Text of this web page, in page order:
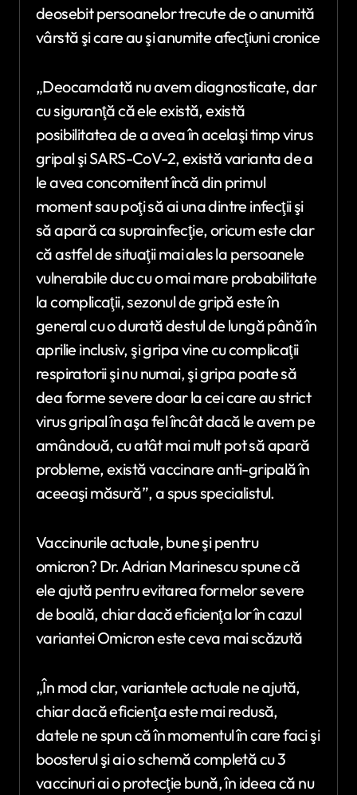
deosebit persoanelor trecute de o anumită
vârstă şi care au şi anumite afecţiuni cronice
„Deocamdată nu avem diagnosticate, dar
cu siguranţă că ele există, există
posibilitatea de a avea în acelaşi timp virus
gripal şi SARS-CoV-2, există varianta de a
le avea concomitent încă din primul
moment sau poţi să ai una dintre infecţii şi
să apară ca suprainfecţie, oricum este clar
că astfel de situaţii mai ales la persoanele
vulnerabile duc cu o mai mare probabilitate
la complicaţii, sezonul de gripă este în
general cu o durată destul de lungă până în
aprilie inclusiv, şi gripa vine cu complicaţii
respiratorii şi nu numai, şi gripa poate să
dea forme severe doar la cei care au strict
virus gripal în aşa fel încât dacă le avem pe
amândouă, cu atât mai mult pot să apară
probleme, există vaccinare anti-gripală în
aceeaşi măsură”, a spus specialistul.
Vaccinurile actuale, bune şi pentru
omicron? Dr. Adrian Marinescu spune că
ele ajută pentru evitarea formelor severe
de boală, chiar dacă eficienţa lor în cazul
variantei Omicron este ceva mai scăzută
„În mod clar, variantele actuale ne ajută,
chiar dacă eficienţa este mai redusă,
datele ne spun că în momentul în care faci şi
boosterul şi ai o schemă completă cu 3
vaccinuri ai o protecţie bună, în ideea că nu